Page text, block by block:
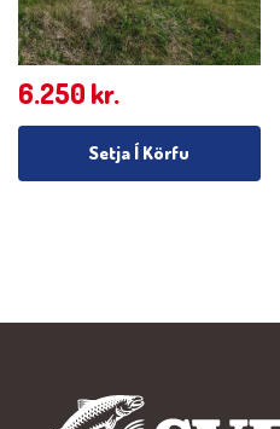
6.250 kr.
Setja Í Körfu